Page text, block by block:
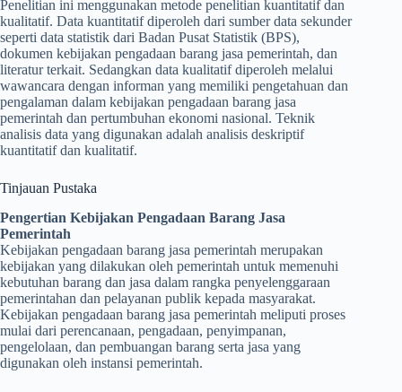
Penelitian ini menggunakan metode penelitian kuantitatif dan
kualitatif. Data kuantitatif diperoleh dari sumber data sekunder
seperti data statistik dari Badan Pusat Statistik (BPS),
dokumen kebijakan pengadaan barang jasa pemerintah, dan
literatur terkait. Sedangkan data kualitatif diperoleh melalui
wawancara dengan informan yang memiliki pengetahuan dan
pengalaman dalam kebijakan pengadaan barang jasa
pemerintah dan pertumbuhan ekonomi nasional. Teknik
analisis data yang digunakan adalah analisis deskriptif
kuantitatif dan kualitatif.
Tinjauan Pustaka
Pengertian Kebijakan Pengadaan Barang Jasa
Pemerintah
Kebijakan pengadaan barang jasa pemerintah merupakan
kebijakan yang dilakukan oleh pemerintah untuk memenuhi
kebutuhan barang dan jasa dalam rangka penyelenggaraan
pemerintahan dan pelayanan publik kepada masyarakat.
Kebijakan pengadaan barang jasa pemerintah meliputi proses
mulai dari perencanaan, pengadaan, penyimpanan,
pengelolaan, dan pembuangan barang serta jasa yang
digunakan oleh instansi pemerintah.